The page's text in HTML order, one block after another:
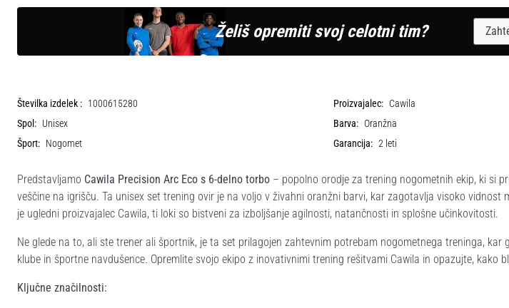
Želiš opremiti svoj celotni tim?
Številka izdelek : 1000615280 Proizvajalec: Cawila
Spol: Unisex Barva: Oranžna
Šport: Nogomet Garancija: 2 leti
Predstavljamo Cawila Precision Arc Eco s 6-delno torbo – popolno orodje za trening nogometnih ekip, ki si
veščine na igrišču. Ta unisex set trening ovir je na voljo v živahni oranžni barvi, kar zagotavlja visoko vidnost
je ugledni proizvajalec Cawila, ti loki so bistveni za izboljšanje agilnosti, natančnosti in splošne učinkovitosti.
Ne glede na to, ali ste trener ali športnik, je ta set prilagojen zahtevnim potrebam nogometnega treninga, kar
klube in športne navdušence. Opremlite svojo ekipo z inovativnimi trening rešitvami Cawila in opazujte, kako
Ključne značilnosti: